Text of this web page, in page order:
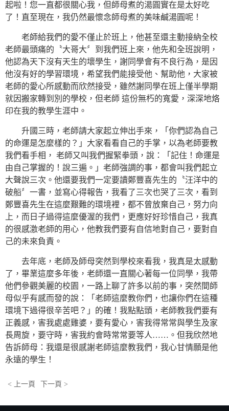
起啦！您一直都很關心我，但師母煮的湯圓實在是太好吃
了！直至現在，我仍然最懷念師母煮的美味鹹湯圓呢！
老師給我們的愛不僅止於班上，他甚至還主動接納全校
老師最頭痛的〝大哥大〞到我們班上來，他先和全班說明，
他認為天下沒有天生的壞學生，謝同學會有不良行為，是因
他沒有好的學習環境，希望我們能接受他、幫助他，大家被
老師的愛心所感動而欣然接受，雖然謝同學在班上僅半學期
就因搬家轉到別的學校，但老師 這份無朽的寬愛，深深地烙
印在我的教學生涯中。
升國三時，老師請大家起立伸出手來，「你們認為自己
的命運是怎麼樣的？」大家看看自己的手掌，以為老師要教
我們看手相， 老師又叫我們握緊拳頭，說：「記住！命運是
由自己掌握的！說三遍。」老師強調的事，都會叫我們起立
大聲說三次。他還要我們一定要讀鄭豐喜先生的〝汪洋中的
破船〞一書，並寫心得報告，我看了三次也哭了三次，看到
鄭豐喜先生在這麼艱難的環境裡，都不曾放棄自己，努力向
上，而日子過得這麼優渥的我們，更應好好珍惜自己，我真
的很感激老師的用心，他教我們要有自信地對自己，要對自
己的未來負責。
去年底，老師及師母突然到學校來看我，我真是太感動
了，畢業這麼多年後，老師還一直關心著每一位同學，我帶
他們參觀美麗的校園，一路上聊了許多以前的事，突然間師
母似乎有感而發的說：「老師這麼教你們，也讓你們在這種
環境下過得很辛苦吧？」的確！我點點頭，老師教我們要有
正義感，害我處處雞婆，要有愛心，害我得常常與學生及家
長周旋，要守時，害我約會時常常要等人……。但我欣然地
告訴師母：我還是很感謝老師這麼教我們，我心甘情願是他
永遠的學生！
< 上一頁 下一頁 >